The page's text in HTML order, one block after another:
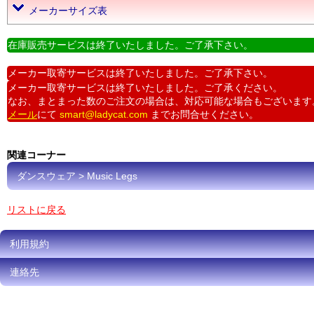
メーカーサイズ表
在庫販売サービスは終了いたしました。ご了承下さい。
メーカー取寄サービスは終了いたしました。ご了承下さい。
メーカー取寄サービスは終了いたしました。ご了承ください。
なお、まとまった数のご注文の場合は、対応可能な場合もございます
メールにて smart@ladycat.com までお問合せください。
関連コーナー
ダンスウェア > Music Legs
リストに戻る
利用規約
連絡先